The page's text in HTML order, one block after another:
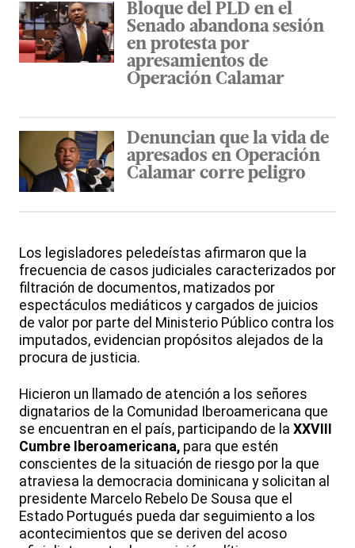
Bloque del PLD en el
Senado abandona sesión
en protesta por
apresamientos de
Operación Calamar
Denuncian que la vida de
apresados en Operación
Calamar corre peligro
Los legisladores peledeístas afirmaron que la
frecuencia de casos judiciales caracterizados por
filtración de documentos, matizados por
espectáculos mediáticos y cargados de juicios
de valor por parte del Ministerio Público contra los
imputados, evidencian propósitos alejados de la
procura de justicia.
Hicieron un llamado de atención a los señores
dignatarios de la Comunidad Iberoamericana que
se encuentran en el país, participando de la XXVIII
Cumbre Iberoamericana, para que estén
conscientes de la situación de riesgo por la que
atraviesa la democracia dominicana y solicitan al
presidente Marcelo Rebelo De Sousa que el
Estado Portugués pueda dar seguimiento a los
acontecimientos que se deriven del acoso